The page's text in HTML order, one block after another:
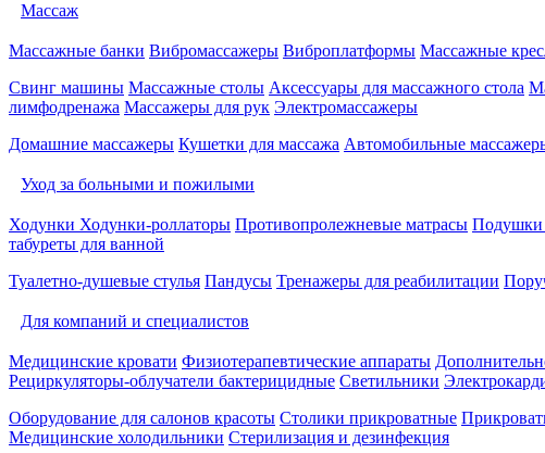
Массаж
Массажные банки Вибромассажеры Виброплатформы Массажные
Свинг машины Массажные столы Аксессуары для массажного стола
лимфодренажа Массажеры для рук Электромассажеры
Домашние массажеры Кушетки для массажа Автомобильные
Уход за больными и пожилыми
Ходунки Ходунки-роллаторы Противопролежневые матрасы Подушки
табуреты для ванной
Туалетно-душевые стулья Пандусы Тренажеры для реабилитации
Для компаний и специалистов
Медицинские кровати Физиотерапевтические аппараты
Рециркуляторы-облучатели бактерицидные Светильники
Оборудование для салонов красоты Столики прикроватные
Медицинские холодильники Стерилизация и дезинфекция